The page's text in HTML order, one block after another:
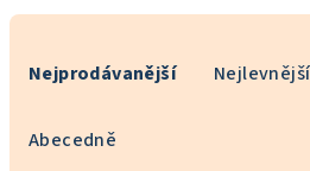
Nejprodávanější Nejlevnější
Abecedně